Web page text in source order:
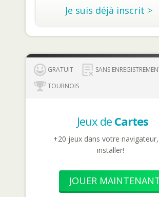
Je suis déjà inscrit >
GRATUIT
SANS
TOURNOIS
Jeux de Cartes
+20 jeux dans votre
installer!
JOUER